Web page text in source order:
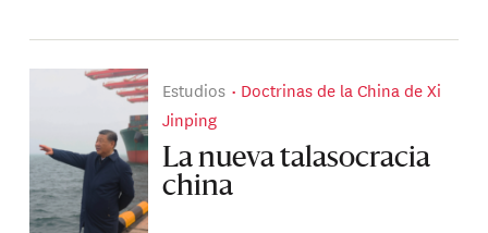
Estudios
Doctrinas de la China de Xi
Jinping
La nueva talasocracia
china